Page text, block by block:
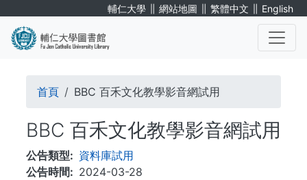
輔仁大學 ∥ 網站地圖 ∥ 繁體中文 ∥ English
導
連
結
首頁 BBC 百禾文化教學影音網試用
BBC 百禾文化教學影音網試用
公告類型
資料庫試用
公告時間
2024-03-28